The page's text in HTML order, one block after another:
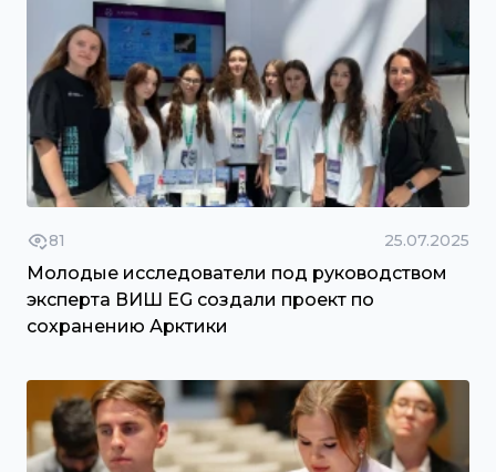
81 25.07.2025
Молодые исследователи под руководством
эксперта ВИШ EG создали проект по
сохранению Арктики